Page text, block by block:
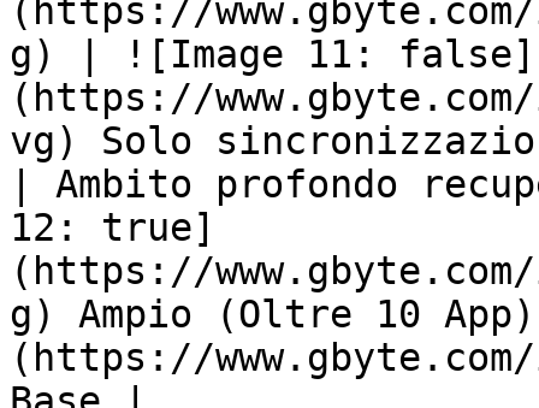
(https://
g) | ![Image 11: false]
(https://
vg) Solo
| Ambito profondo
12: true]
(https://
g) Ampio (Oltre 10
(https://